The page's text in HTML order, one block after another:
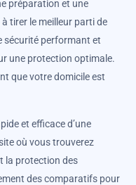
préparation et une
tirer le meilleur parti de
sécurité performant et
une protection optimale.
que votre domicile est
et efficace d’une
où vous trouverez
la protection des
des comparatifs pour